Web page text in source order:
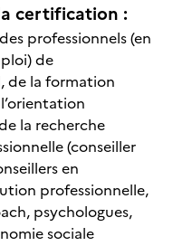
certification :
professionnels (en
de
de la formation
la recherche
(conseiller
en
professionnelle,
psychologues,
sociale